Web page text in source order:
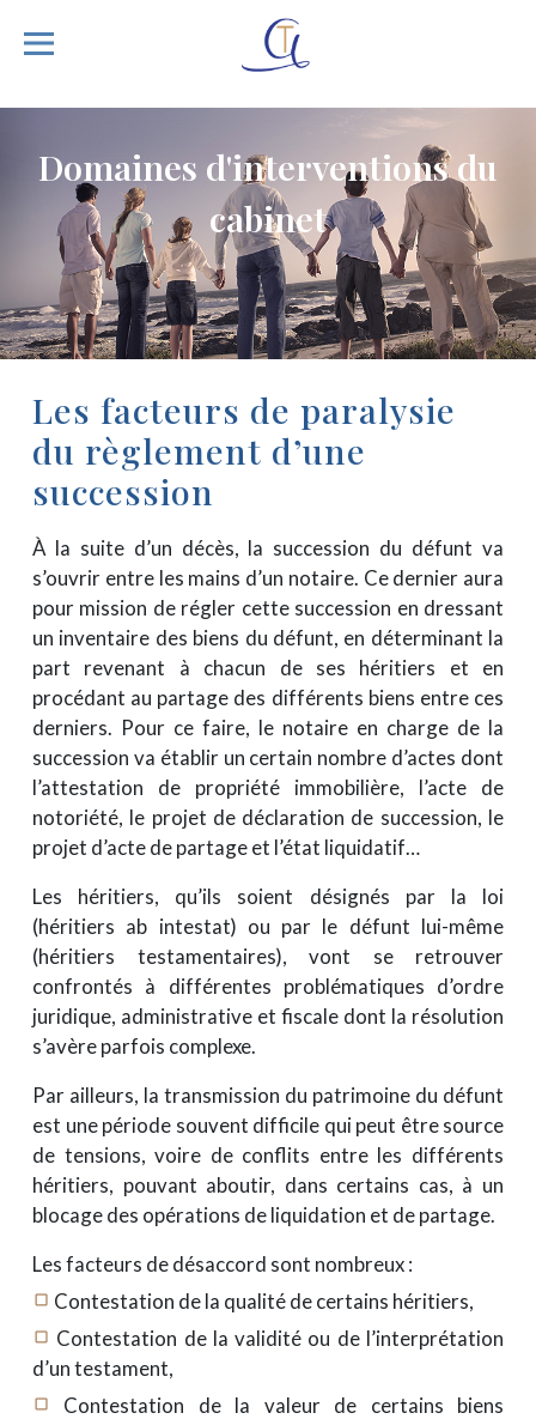
Domaines d'interventions du
cabinet
Les facteurs de paralysie
du règlement d’une
succession
À la suite d’un décès, la succession du défunt va
s’ouvrir entre les mains d’un notaire. Ce dernier aura
pour mission de régler cette succession en dressant
un inventaire des biens du défunt, en déterminant la
part revenant à chacun de ses héritiers et en
procédant au partage des différents biens entre ces
derniers. Pour ce faire, le notaire en charge de la
succession va établir un certain nombre d’actes dont
l’attestation de propriété immobilière, l’acte de
notoriété, le projet de déclaration de succession, le
projet d’acte de partage et l’état liquidatif…
Les héritiers, qu’ils soient désignés par la loi
(héritiers ab intestat) ou par le défunt lui-même
(héritiers testamentaires), vont se retrouver
confrontés à différentes problématiques d’ordre
juridique, administrative et fiscale dont la résolution
s’avère parfois complexe.
Par ailleurs, la transmission du patrimoine du défunt
est une période souvent difficile qui peut être source
de tensions, voire de conflits entre les différents
héritiers, pouvant aboutir, dans certains cas, à un
blocage des opérations de liquidation et de partage.
Les facteurs de désaccord sont nombreux :
crop_square Contestation de la qualité de certains héritiers,
crop_square Contestation de la validité ou de l’interprétation
d’un testament,
crop_square
Contestation de la valeur de certains biens